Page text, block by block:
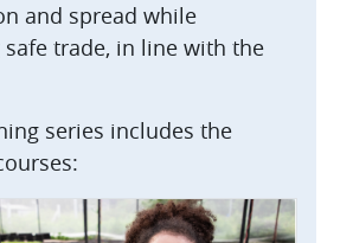
and spread while
trade, in line with the
series includes the